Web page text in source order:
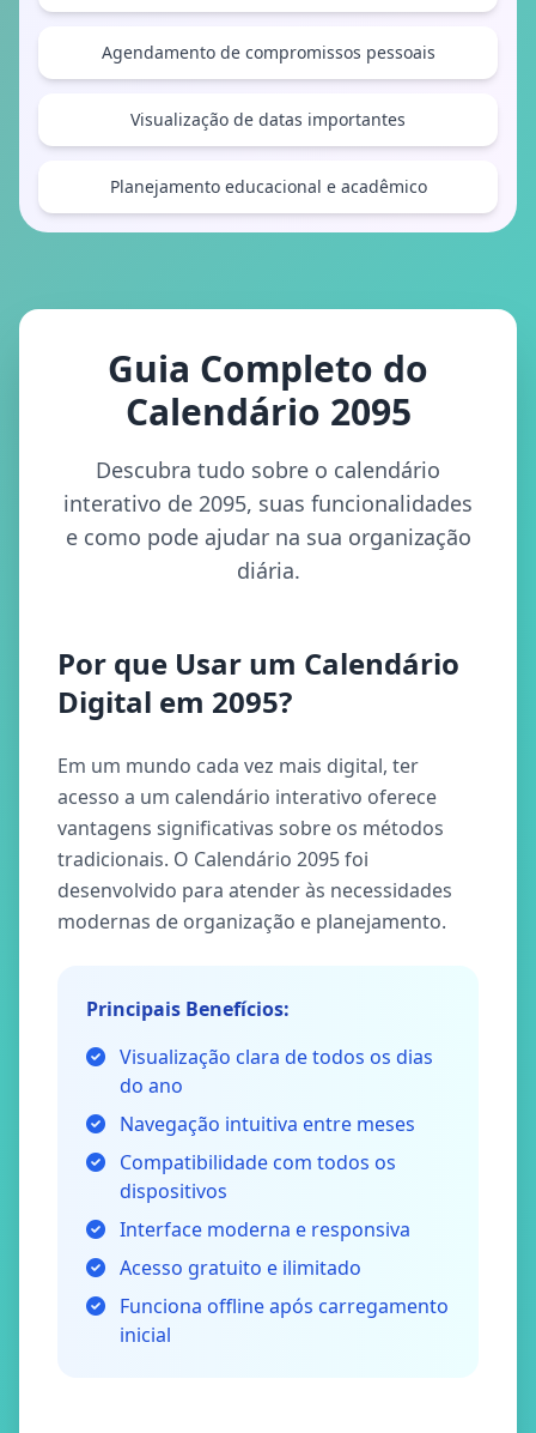
Agendamento de compromissos pessoais
Visualização de datas importantes
Planejamento educacional e acadêmico
Guia Completo do
Calendário 2095
Descubra tudo sobre o calendário
interativo de 2095, suas funcionalidades
e como pode ajudar na sua organização
diária.
Por que Usar um Calendário
Digital em 2095?
Em um mundo cada vez mais digital, ter
acesso a um calendário interativo oferece
vantagens significativas sobre os métodos
tradicionais. O Calendário 2095 foi
desenvolvido para atender às necessidades
modernas de organização e planejamento.
Principais Benefícios:
Visualização clara de todos os dias
do ano
Navegação intuitiva entre meses
Compatibilidade com todos os
dispositivos
Interface moderna e responsiva
Acesso gratuito e ilimitado
Funciona offline após carregamento
inicial